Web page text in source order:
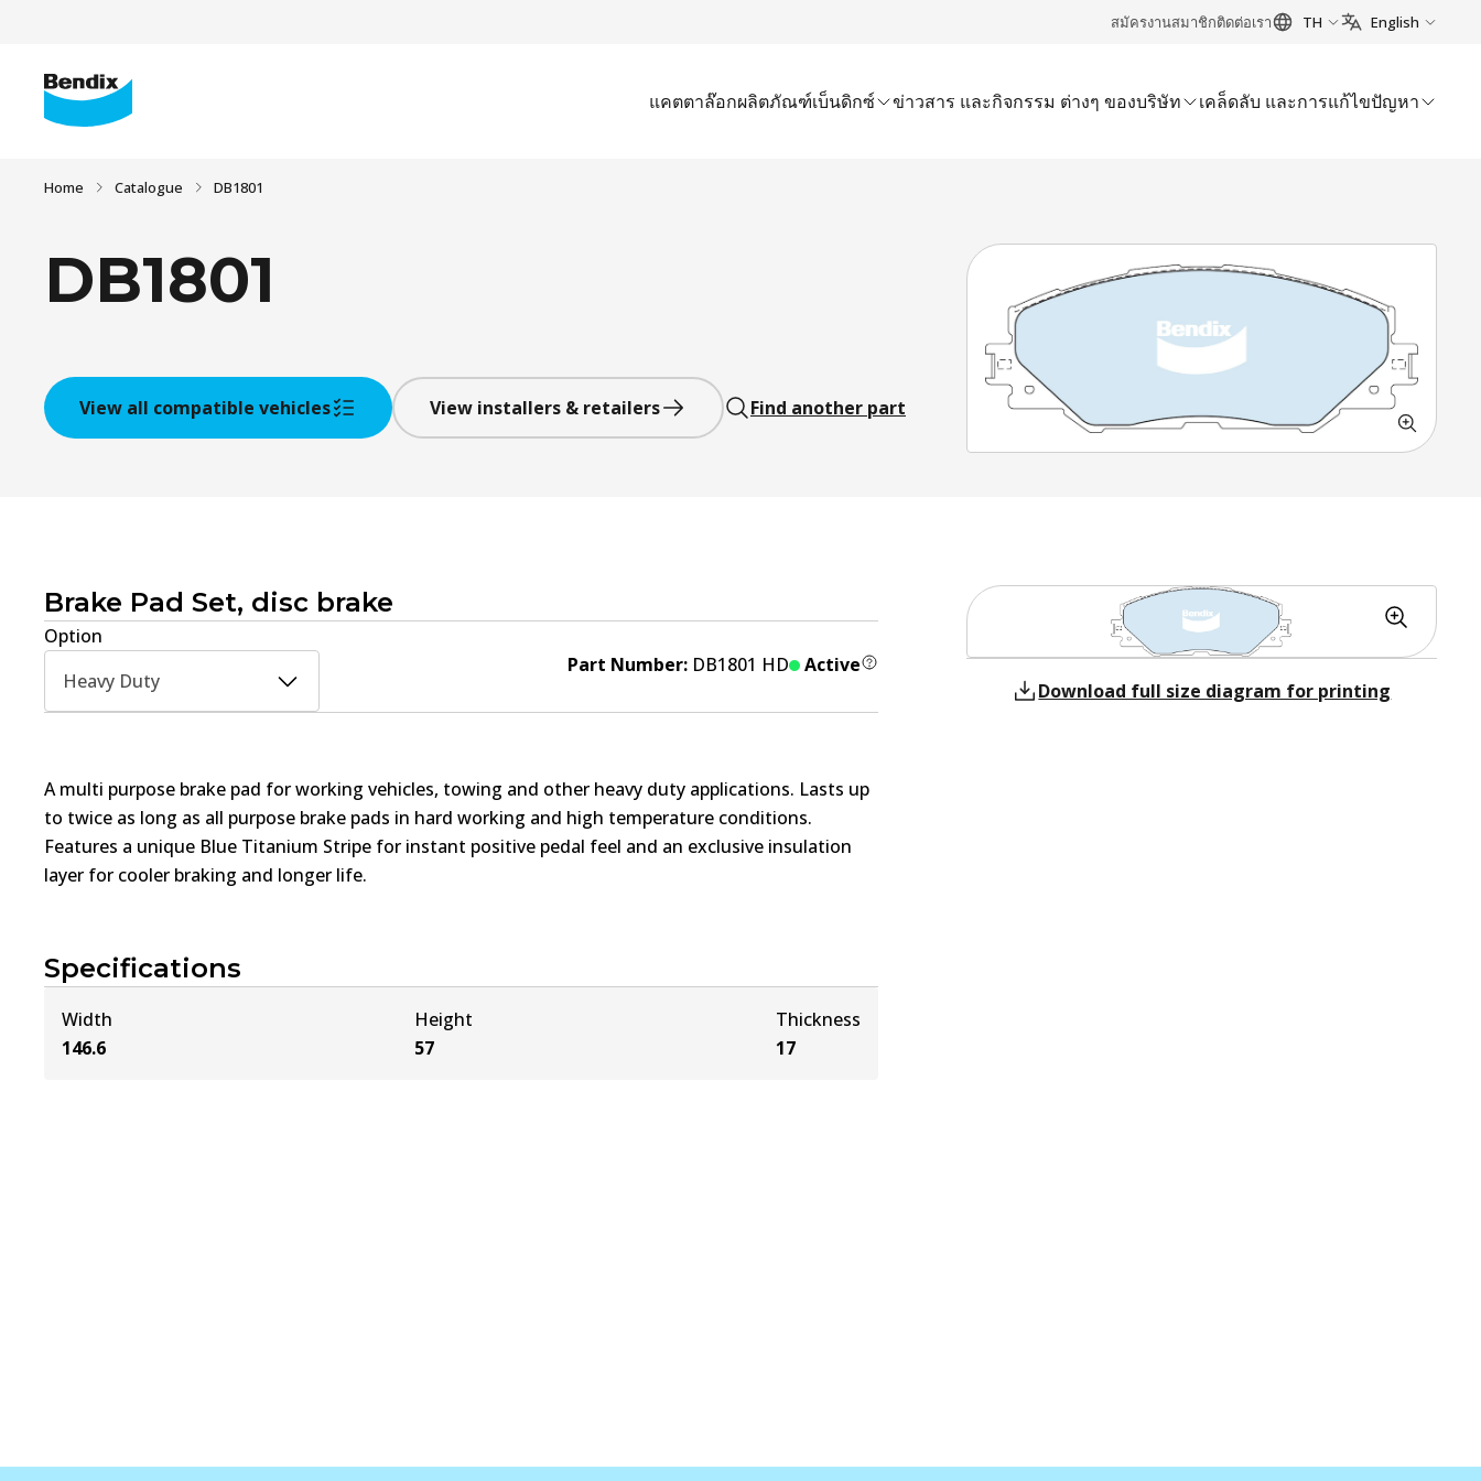
สมัครงานสมาชิกติดต่อเรา TH English
แคตตาล๊อกผลิตภัณฑ์เบ็นดิกซ์ ข่าวสาร และกิจกรรม ต่างๆ ของบริษัท เคล็ดลับ และการแก้ไขปัญหา
Home Catalogue DB1801
DB1801
View all compatible vehicles View installers & retailers Find another part
Brake Pad Set, disc brake
Option
Heavy Duty
Part Number: DB1801 HD Active
Specifications
Width
146.6
Height
57
Thickness
17
Download full size diagram for printing
A multi purpose brake pad for working vehicles, towing and other heavy duty applications. Lasts up
to twice as long as all purpose brake pads in hard working and high temperature conditions.
Features a unique Blue Titanium Stripe for instant positive pedal feel and an exclusive insulation
layer for cooler braking and longer life.